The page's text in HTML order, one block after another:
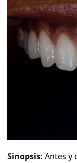
Sinopsis: Antes y